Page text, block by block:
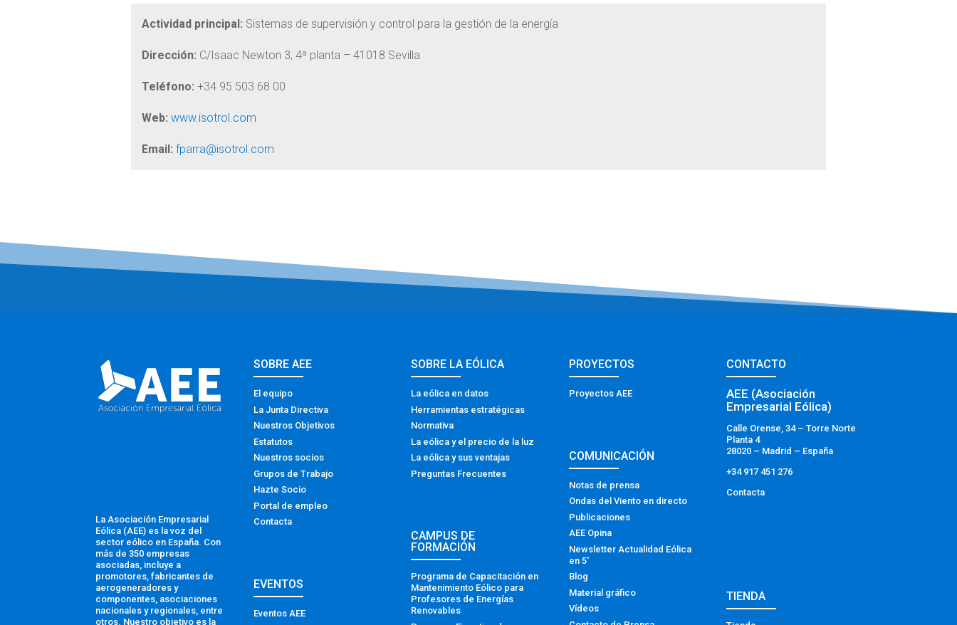
Actividad principal: Sistemas de supervisión y control para la gestión de la energía
Dirección: C/Isaac Newton 3, 4ª planta – 41018 Sevilla
Teléfono: +34 95 503 68 00
Web: www.isotrol.com
Email: fparra@isotrol.com
La Asociación Empresarial
Eólica (AEE) es la voz del
sector eólico en España. Con
más de 350 empresas
asociadas, incluye a
promotores, fabricantes de
aerogeneradores y
componentes, asociaciones
nacionales y regionales, entre
otros. Nuestro objetivo es la
SOBRE AEE
El equipo
La Junta Directiva
Nuestros Objetivos
Estatutos
Nuestros socios
Grupos de Trabajo
Hazte Socio
Portal de empleo
Contacta
EVENTOS
Eventos AEE
SOBRE LA EÓLICA
La eólica en datos
Herramientas estratégicas
Normativa
La eólica y el precio de la luz
La eólica y sus ventajas
Preguntas Frecuentes
CAMPUS DE
FORMACIÓN
Programa de Capacitación en
Mantenimiento Eólico para
Profesores de Energías
Renovables
PROYECTOS
Proyectos AEE
COMUNICACIÓN
Notas de prensa
Ondas del Viento en directo
Publicaciones
AEE Opina
Newsletter Actualidad Eólica
en 5′
Blog
Material gráfico
Vídeos
CONTACTO
AEE (Asociación
Empresarial Eólica)
Calle Orense, 34 – Torre Norte
Planta 4
28020 – Madrid – España
+34 917 451 276
Contacta
TIENDA